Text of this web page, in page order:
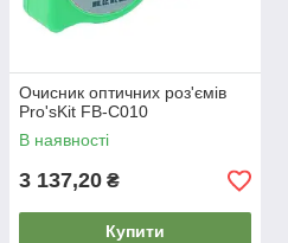
Очисник оптичних роз'ємів
Pro'sKit FB-C010
В наявності
3 137,20 ₴
Купити